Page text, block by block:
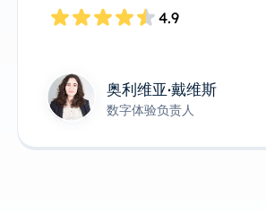
James Anderson